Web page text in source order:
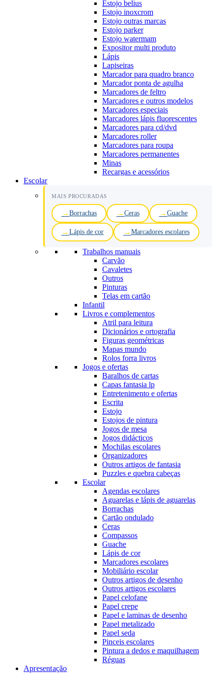
Estojo belius
Estojo inoxcrom
Estojo outras marcas
Estojo parker
Estojo watermam
Expositor multi produto
Lápis
Lapiseiras
Marcador para quadro branco
Marcador ponta de agulha
Marcadores de feltro
Marcadores e outros modelos
Marcadores especiais
Marcadores lápis fluorescentes
Marcadores para cd/dvd
Marcadores roller
Marcadores para roupa
Marcadores permanentes
Minas
Recargas e acessórios
Escolar
MAIS PROCURADAS
Borrachas Ceras Guache
Lápis de cor Marcadores escolares
Trabalhos manuais
Carvão
Cavaletes
Outros
Pinturas
Telas em cartão
Infantil
Livros e complementos
Atril para leitura
Dicionários e ortografia
Figuras geométricas
Mapas mundo
Rolos forra livros
Jogos e ofertas
Baralhos de cartas
Capas fantasia lp
Entretenimento e ofertas
Escrita
Estojo
Estojos de pintura
Jogos de mesa
Jogos didácticos
Mochilas escolares
Organizadores
Outros artigos de fantasia
Puzzles e quebra cabeças
Escolar
Agendas escolares
Aguarelas e lápis de aguarelas
Borrachas
Cartão ondulado
Ceras
Compassos
Guache
Lápis de cor
Marcadores escolares
Mobiliário escolar
Outros artigos de desenho
Outros artigos escolares
Papel celofane
Papel crepe
Papel e laminas de desenho
Papel metalizado
Papel seda
Pinceis escolares
Pintura a dedos e maquilhagem
Réguas
Apresentação